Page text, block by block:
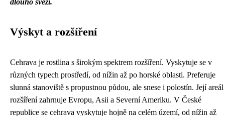
dlouho svěží.
Výskyt a rozšíření
Cehrava je rostlina s širokým spektrem rozšíření. Vyskytuje se v
různých typech prostředí, od nížin až po horské oblasti. Preferuje
slunná stanoviště s propustnou půdou, ale snese i polostín. Její areál
rozšíření zahrnuje Evropu, Asii a Severní Ameriku. V České
republice se cehrava vyskytuje hojně na celém území, od nížin až